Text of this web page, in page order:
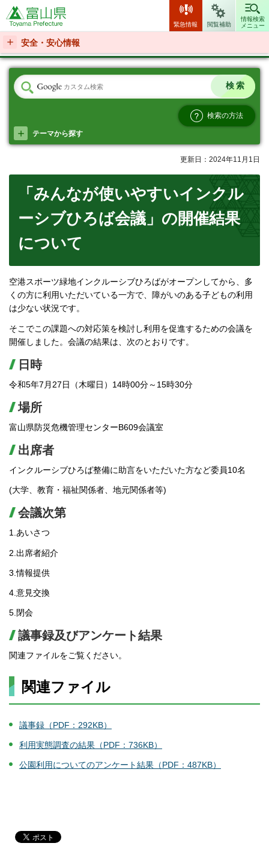
富山県
緊急情報 閲覧補助
情報検索
メニュー
安全・安心情報
検索の方法
テーマから探す
更新日：2024年11月1日
「みんなが使いやすいインクル
ーシブひろば会議」の開催結果
について
空港スポーツ緑地インクルーシブひろばがオープンしてから、多
くの方に利用いただいている一方で、障がいのある子どもの利用
は少ない状況です。
そこでこの課題への対応策を検討し利用を促進するための会議を
開催しました。会議の結果は、次のとおりです。
日時
令和5年7月27日（木曜日）14時00分～15時30分
場所
富山県防災危機管理センターB609会議室
出席者
インクルーシブひろば整備に助言をいただいた方など委員10名
(大学、教育・福祉関係者、地元関係者等)
会議次第
1.あいさつ
2.出席者紹介
3.情報提供
4.意見交換
5.閉会
議事録及びアンケート結果
関連ファイルをご覧ください。
関連ファイル
議事録（PDF：292KB）
利用実態調査の結果（PDF：736KB）
公園利用についてのアンケート結果（PDF：487KB）